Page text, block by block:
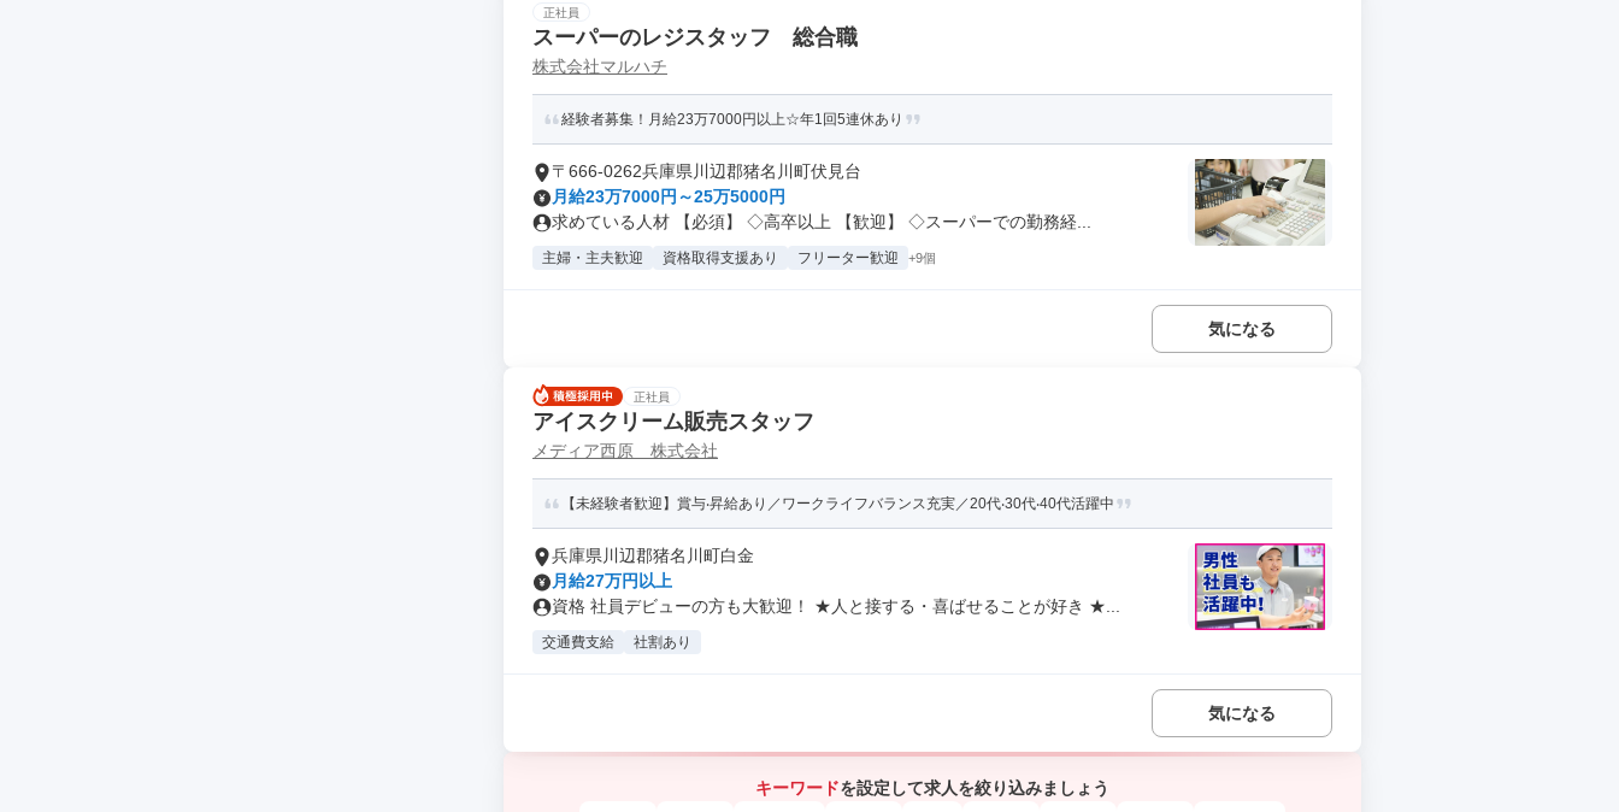
正社員
スーパーのレジスタッフ 総合職
株式会社マルハチ
経験者募集！月給23万7000円以上☆年1回5連休あり
〒666-0262兵庫県川辺郡猪名川町伏見台
月給23万7000円～25万5000円
求めている人材 【必須】 ◇高卒以上 【歓迎】 ◇スーパーでの勤務経...
主婦・主夫歓迎 資格取得支援あり フリーター歓迎 +9個
気になる
正社員
アイスクリーム販売スタッフ
メディア西原 株式会社
【未経験者歓迎】賞与‧昇給あり／ワークライフバランス充実／20代‧30代‧40代活躍中
兵庫県川辺郡猪名川町白金
月給27万円以上
資格 社員デビューの方も大歓迎！ ★人と接する・喜ばせることが好き ★...
交通費支給 社割あり
気になる
キーワードを設定して求人を絞り込みましょう